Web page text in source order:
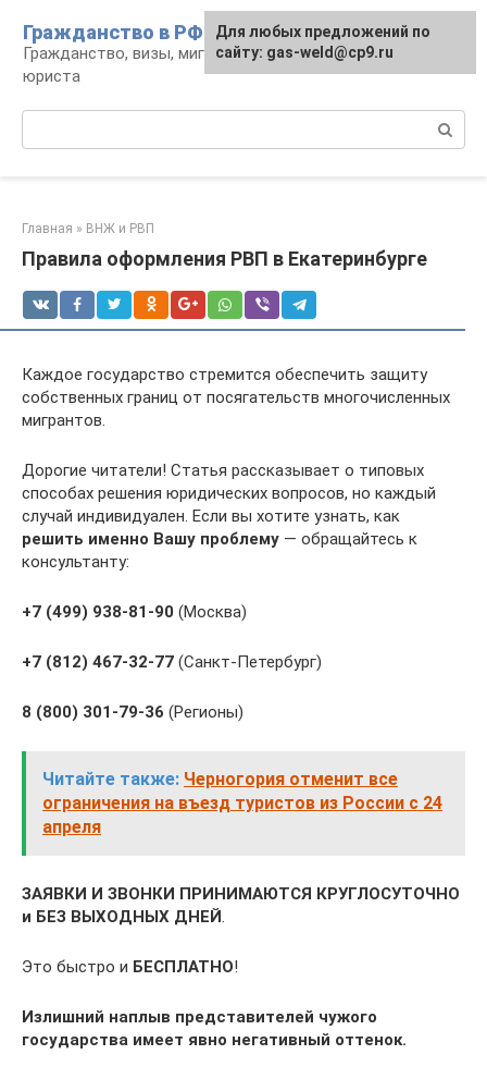
контенту
Гражданство в РФ
Гражданство, визы, миграция: консультации
юриста
Главная » ВНЖ и РВП
Правила оформления РВП в Екатеринбурге
Каждое государство стремится обеспечить защиту
собственных границ от посягательств многочисленных
мигрантов.
Дорогие читатели! Статья рассказывает о типовых
способах решения юридических вопросов, но каждый
случай индивидуален. Если вы хотите узнать, как
решить именно Вашу проблему — обращайтесь к
консультанту:
+7 (499) 938-81-90 (Москва)
+7 (812) 467-32-77 (Санкт-Петербург)
8 (800) 301-79-36 (Регионы)
Читайте также: Черногория отменит все
ограничения на въезд туристов из России с 24
апреля
ЗАЯВКИ И ЗВОНКИ ПРИНИМАЮТСЯ КРУГЛОСУТОЧНО
и БЕЗ ВЫХОДНЫХ ДНЕЙ.
Это быстро и БЕСПЛАТНО!
Излишний наплыв представителей чужого
государства имеет явно негативный оттенок.
Для любых предложений по
сайту: gas-weld@cp9.ru